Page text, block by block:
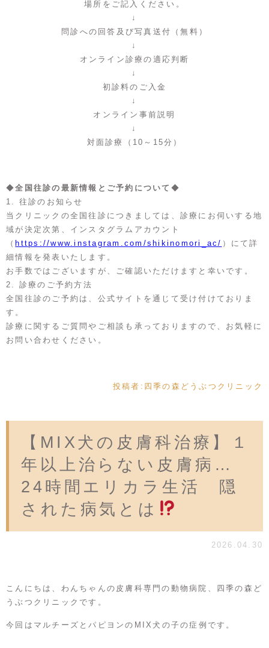
場所をご記入ください。
↓
問診への回答及び写真送付（無料）
↓
オンライン診療の適応判断
↓
初診料のご入金
↓
オンライン事前説明
↓
対面診療（10～15分）
◆全国往診の最新情報とご予約について ◆
1. 往診のお知らせ
当クリニックの全国往診につきましては、診療にお伺いする地
域が決定次第、インスタグラムアカウント
（https://www.instagram.com/shikinomori_ac/ ）にて詳
細情報を発表いたします。
お手数ではございますが、ご確認いただけますと幸いです。
2. 診療のご予約方法
全国往診のご予約は、公式サイトを通じて受け付けておりま
す。
診療に関するご質問やご相談も承っておりますので、お気軽に
お問い合わせください。
投稿者: 四季の森どうぶつクリニック
【MIX犬の皮膚科治療】１
年以上治らない皮膚病…
24時間エリカラ生活 隠
された病気とは
2026.04.30
こんにちは、わんちゃんの皮膚科専門の動物病院、四季の森ど
うぶつクリニックです。
今回はマルチーズとパピヨンのMIX犬の子の症例です。